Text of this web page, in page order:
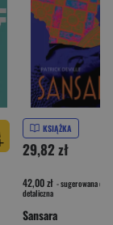
KSIĄŻKA
29,82 zł
42,00 zł - sugerowana cena
detaliczna
Sansara